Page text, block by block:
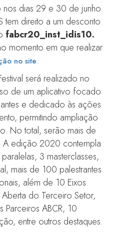
dias 29 e 30 de junho
tem direito a um desconto
fabcr20_inst_idis10.
momento em que realizar
no site.
será realizado no
de um aplicativo focado
e dedicado às ações
permitindo ampliação
No total, serão mais de
edição 2020 contempla
3 masterclasses,
mais de 100 palestrantes
além de 10 Eixos
do Terceiro Setor,
Parceiros ABCR, 10
entre outros destaques.